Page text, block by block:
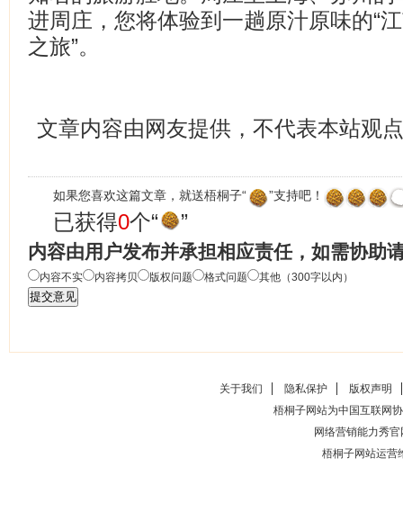
进周庄，您将体验到一趟原汁原味的“
之旅”。
文章内容由网友提供，不代表本站观点
如果您喜欢这篇文章，就送梧桐子“ ”支持吧！
已获得0个“ ”
内容由用户发布并承担相应责任，如需协助
内容不实 内容拷贝 版权问题 格式问题 其他（300字以内）
关于我们 隐私保护
版权声明
梧桐子网站为中国互联网
网络营销能力秀官
梧桐子网站运营